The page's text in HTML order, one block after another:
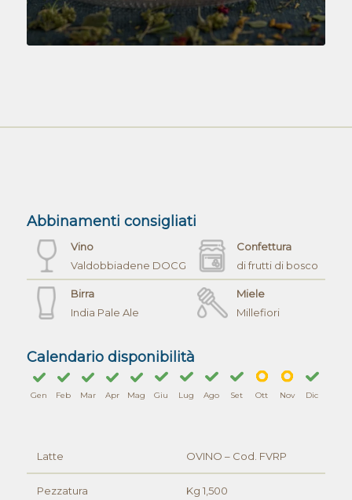
Abbinamenti consigliati
Vino
Valdobbiadene DOCG
Confettura
di frutti di bosco
Birra
India Pale Ale
Miele
Millefiori
Calendario disponibilità
Gen Feb Mar Apr Mag Giu Lug Ago Set Ott Nov Dic
Latte OVINO – Cod. FVRP
Pezzatura Kg 1,500